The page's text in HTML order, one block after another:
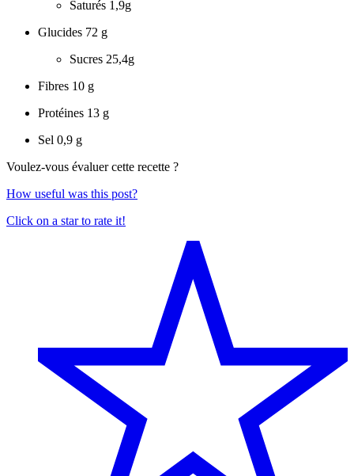
Saturés 1,9g
Glucides 72 g
Sucres 25,4g
Fibres 10 g
Protéines 13 g
Sel 0,9 g
Voulez-vous évaluer cette recette ?
How useful was this post?
Click on a star to rate it!